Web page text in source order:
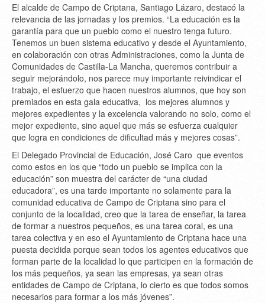
El alcalde de Campo de Criptana, Santiago Lázaro, destacó la
relevancia de las jornadas y los premios. “La educación es la
garantía para que un pueblo como el nuestro tenga futuro.
Tenemos un buen sistema educativo y desde el Ayuntamiento,
en colaboración con otras Administraciones, como la Junta de
Comunidades de Castilla-La Mancha, queremos contribuir a
seguir mejorándolo, nos parece muy importante reivindicar el
trabajo, el esfuerzo que hacen nuestros alumnos, que hoy son
premiados en esta gala educativa, los mejores alumnos y
mejores expedientes y la excelencia valorando no solo, como el
mejor expediente, sino aquel que más se esfuerza cualquier
que logra en condiciones de dificultad más y mejores cosas”.
El Delegado Provincial de Educación, José Caro que eventos
como estos en los que “todo un pueblo se implica con la
educación” son muestra del carácter de “una ciudad
educadora”, es una tarde importante no solamente para la
comunidad educativa de Campo de Criptana sino para el
conjunto de la localidad, creo que la tarea de enseñar, la tarea
de formar a nuestros pequeños, es una tarea coral, es una
tarea colectiva y en eso el Ayuntamiento de Criptana hace una
puesta decidida porque sean todos los agentes educativos que
forman parte de la localidad lo que participen en la formación de
los más pequeños, ya sean las empresas, ya sean otras
entidades de Campo de Criptana, lo cierto es que todos somos
necesarios para formar a los más jóvenes”.